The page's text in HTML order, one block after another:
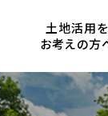
土地活用を
お考えの方